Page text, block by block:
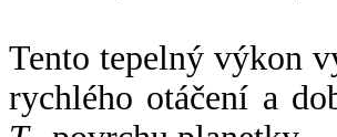
Tento tepelný výkon
rychlého otáčení a